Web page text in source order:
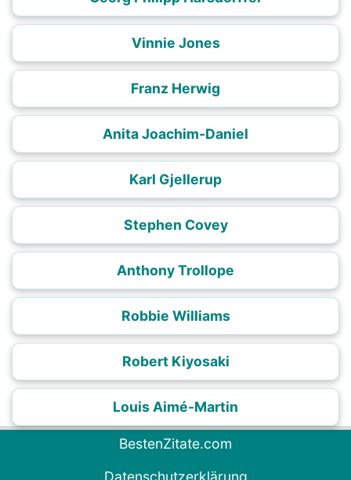
Vinnie Jones
Franz Herwig
Anita Joachim-Daniel
Karl Gjellerup
Stephen Covey
Anthony Trollope
Robbie Williams
Robert Kiyosaki
Louis Aimé-Martin
BestenZitate.com
Datenschutzerklärung